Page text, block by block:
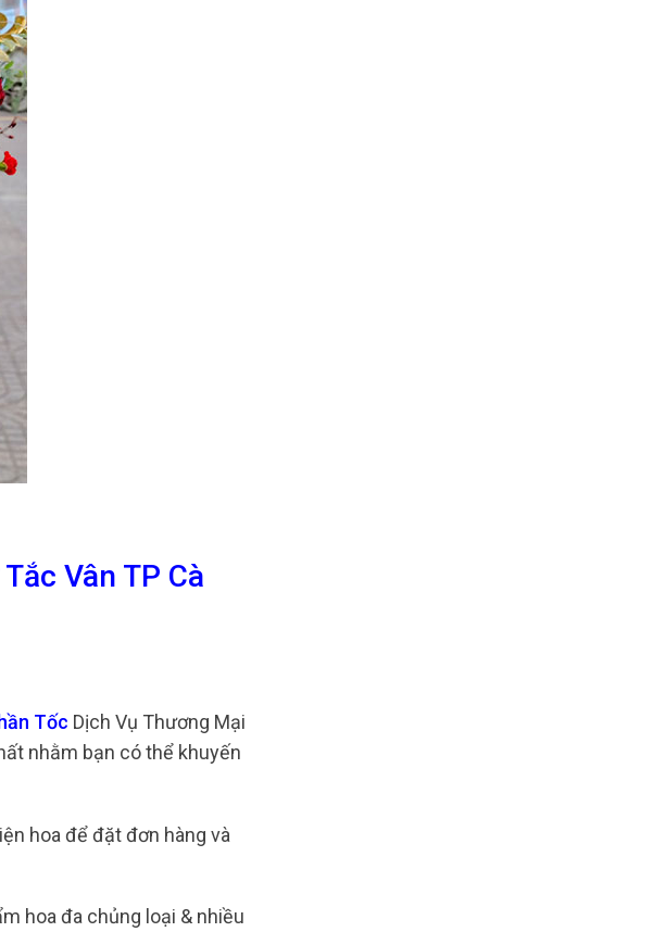
Vân TP Cà
Tốc Dịch Vụ Thương Mại
nhằm bạn có thể khuyến
hoa để đặt đơn hàng và
hoa đa chủng loại & nhiều